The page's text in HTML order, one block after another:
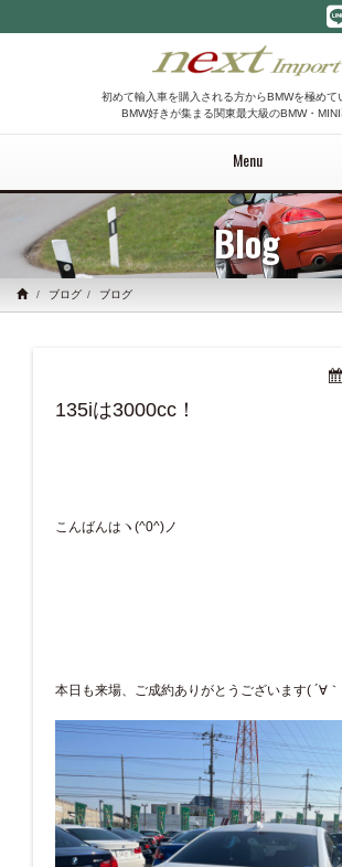
初めて輸入車を購入される方からBMWを極めて
BMW好きが集まる関東最大級のBMW・
Menu
Blog
ブログ ブログ
135iは3000cc！
こんばんはヽ(^0^)ノ
本日も来場、ご成約ありがとうございます( ´∀